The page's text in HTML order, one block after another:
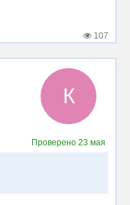
107
К
Проверено23 мая